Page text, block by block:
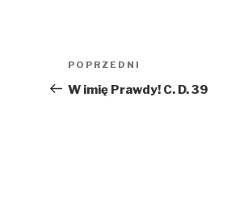
Nawigacja
wpisu
Poprzedni
wpis
POPRZEDNI
W imię Prawdy! C. D. 39